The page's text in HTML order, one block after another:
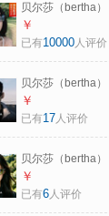
贝尔莎（bertha）
太阳镜女偏光防紫
外线渐变女士墨镜
￥
已有10000人评价
贝尔莎（bertha）
近视猫眼墨镜男士
高级感开车用2026
黑灰片
￥
已有17人评价
贝尔莎（bertha）
登山护目镜女户外
骑行爬山徒步运动
￥
已有6人评价